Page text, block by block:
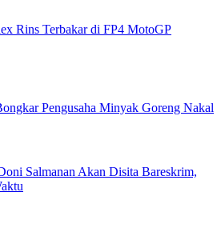
Rins Terbakar di FP4 MotoGP
Pengusaha Minyak Goreng Nakal
Salmanan Akan Disita Bareskrim,